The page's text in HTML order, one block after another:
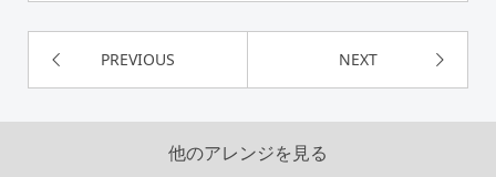
PREVIOUS NEXT
他のアレンジを見る